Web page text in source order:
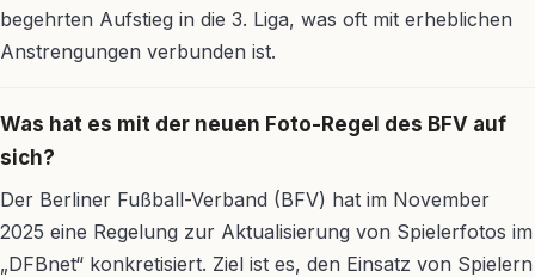
begehrten Aufstieg in die 3. Liga, was oft mit erheblichen
Anstrengungen verbunden ist.
Was hat es mit der neuen Foto-Regel des BFV auf
sich?
Der Berliner Fußball-Verband (BFV) hat im November
2025 eine Regelung zur Aktualisierung von Spielerfotos im
„DFBnet“ konkretisiert. Ziel ist es, den Einsatz von Spielern